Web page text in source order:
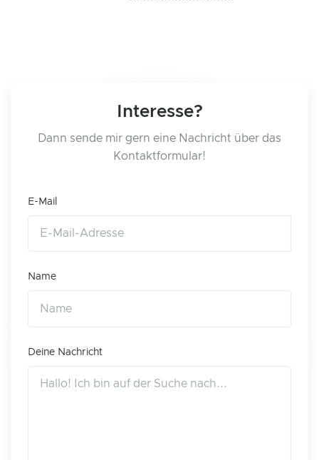
Interesse?
Dann sende mir gern eine Nachricht über das
Kontaktformular!
E-Mail
Name
Deine Nachricht